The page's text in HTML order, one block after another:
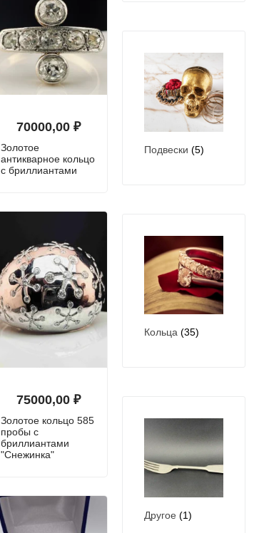
70000,00₽
Золотое
антикварное кольцо
с бриллиантами
75000,00₽
Золотое кольцо 585
пробы с
бриллиантами
"Снежинка"
Подвески(5)
Кольца(35)
Другое(1)